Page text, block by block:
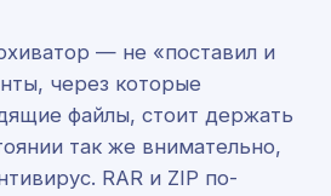
— не «поставил и
через которые
файлы, стоит держать
так же внимательно,
RAR и ZIP по-